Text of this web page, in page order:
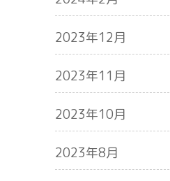
2023年12月
2023年11月
2023年10月
2023年8月